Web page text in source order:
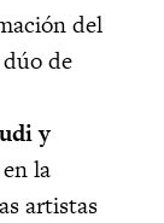
del
de
y
la
artistas